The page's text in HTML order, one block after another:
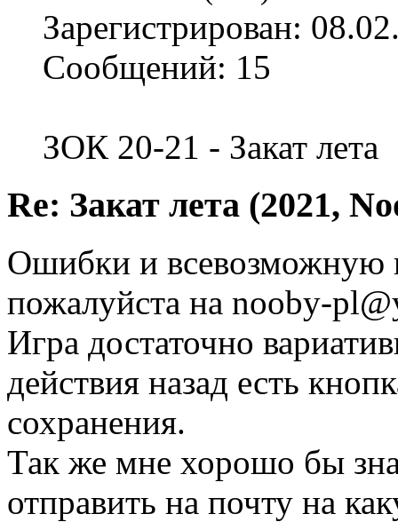
Зарегистрирован:
Сообщений: 15
ЗОК 20-21 - Закат лета
Re: Закат лета (2021,
Ошибки и всевозможную
пожалуйста на nooby-
Игра достаточно
действия назад есть
сохранения.
Так же мне хорошо бы
отправить на почту на